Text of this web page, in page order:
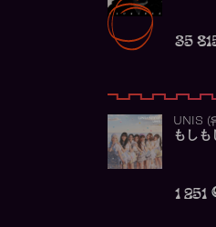
35
UNIS (
もし
1 251